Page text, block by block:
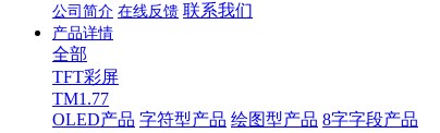
公司简介 在线反馈 联系我们
产品详情
全部
TFT彩屏
TM1.77
OLED产品 字符型产品 绘图型产品 8字字段产品